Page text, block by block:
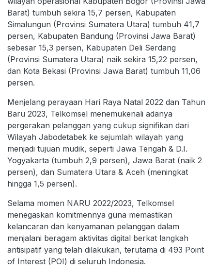
Barat) tumbuh sekira 15,7 persen, Kabupaten
Simalungun (Provinsi Sumatera Utara) tumbuh 41,7
persen, Kabupaten Bandung (Provinsi Jawa Barat)
sebesar 15,3 persen, Kabupaten Deli Serdang
(Provinsi Sumatera Utara) naik sekira 15,22 persen,
dan Kota Bekasi (Provinsi Jawa Barat) tumbuh 11,06
persen.
Menjelang perayaan Hari Raya Natal 2022 dan Tahun
Baru 2023, Telkomsel menemukenali adanya
pergerakan pelanggan yang cukup signifikan dari
Wilayah Jabodetabek ke sejumlah wilayah yang
menjadi tujuan mudik, seperti Jawa Tengah & D.I.
Yogyakarta (tumbuh 2,9 persen), Jawa Barat (naik 2
persen), dan Sumatera Utara & Aceh (meningkat
hingga 1,5 persen).
Selama momen NARU 2022/2023, Telkomsel
menegaskan komitmennya guna memastikan
kelancaran dan kenyamanan pelanggan dalam
menjalani beragam aktivitas digital berkat langkah
antisipatif yang telah dilakukan, terutama di 493 Point
of Interest (POI) di seluruh Indonesia.